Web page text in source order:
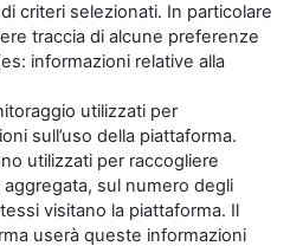
criteri selezionati. In particolare
traccia di alcune preferenze
informazioni relative alla
utilizzati per
sull’uso della piattaforma.
utilizzati per raccogliere
sul numero degli
visitano la piattaforma. Il
userà queste informazioni